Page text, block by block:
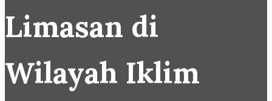
Limasan di
Wilayah Iklim